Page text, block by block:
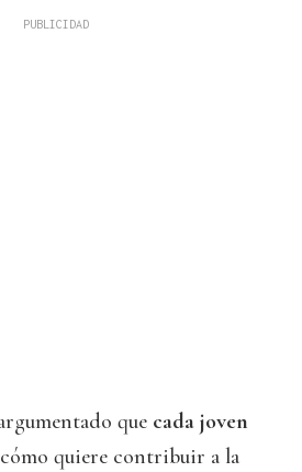
que cada joven
cómo quiere contribuir a la